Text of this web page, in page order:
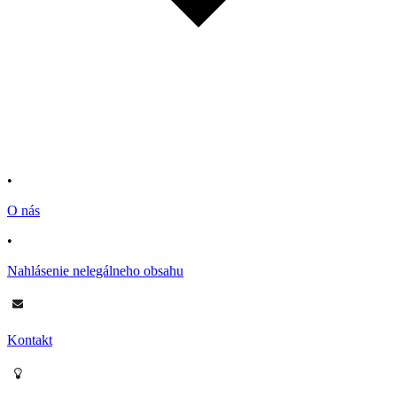
•
O nás
•
Nahlásenie nelegálneho obsahu
Kontakt